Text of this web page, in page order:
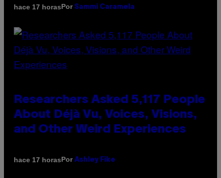
hace 17 horasPor Sammi Caramela
Researchers Asked 5,117 People
About Déjà Vu, Voices, Visions,
and Other Weird Experiences
hace 17 horasPor Ashley Fike